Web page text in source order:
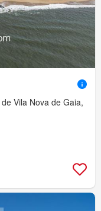
Vila Nova de Gaia,